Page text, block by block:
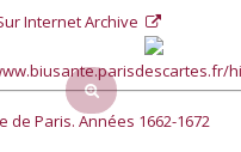
Internet Archive
de Paris. Années 1662-1672